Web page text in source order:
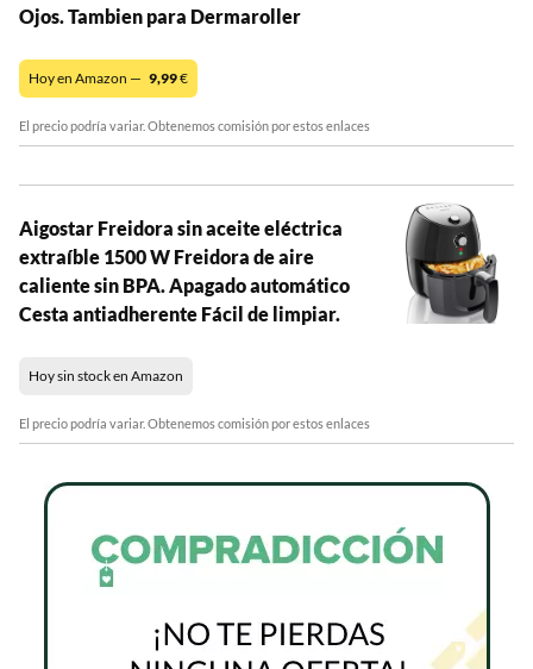
Ojos. Tambien para Dermaroller
Hoy en Amazon — 9,99€
El precio podría variar. Obtenemos comisión por estos enlaces
Aigostar Freidora sin aceite eléctrica
extraíble 1500 W Freidora de aire
caliente sin BPA. Apagado automático
Cesta antiadherente Fácil de limpiar.
Hoy sin stock en Amazon
El precio podría variar. Obtenemos comisión por estos enlaces